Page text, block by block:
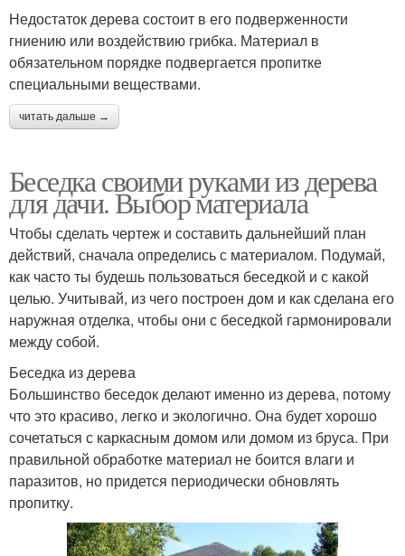
Недостаток дерева состоит в его подверженности
гниению или воздействию грибка. Материал в
обязательном порядке подвергается пропитке
специальными веществами.
читать дальше →
Беседка своими руками из дерева
для дачи. Выбор материала
Чтобы сделать чертеж и составить дальнейший план
действий, сначала определись с материалом. Подумай,
как часто ты будешь пользоваться беседкой и с какой
целью. Учитывай, из чего построен дом и как сделана его
наружная отделка, чтобы они с беседкой гармонировали
между собой.
Беседка из дерева
Большинство беседок делают именно из дерева, потому
что это красиво, легко и экологично. Она будет хорошо
сочетаться с каркасным домом или домом из бруса. При
правильной обработке материал не боится влаги и
паразитов, но придется периодически обновлять
пропитку.